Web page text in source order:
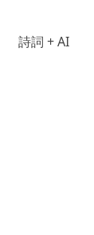
詩詞 + AI